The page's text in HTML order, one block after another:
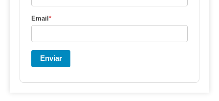
Email *
Enviar